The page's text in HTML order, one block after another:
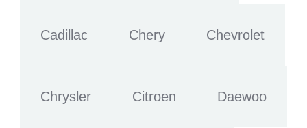
Cadillac Chery Chevrolet
Chrysler Citroen Daewoo